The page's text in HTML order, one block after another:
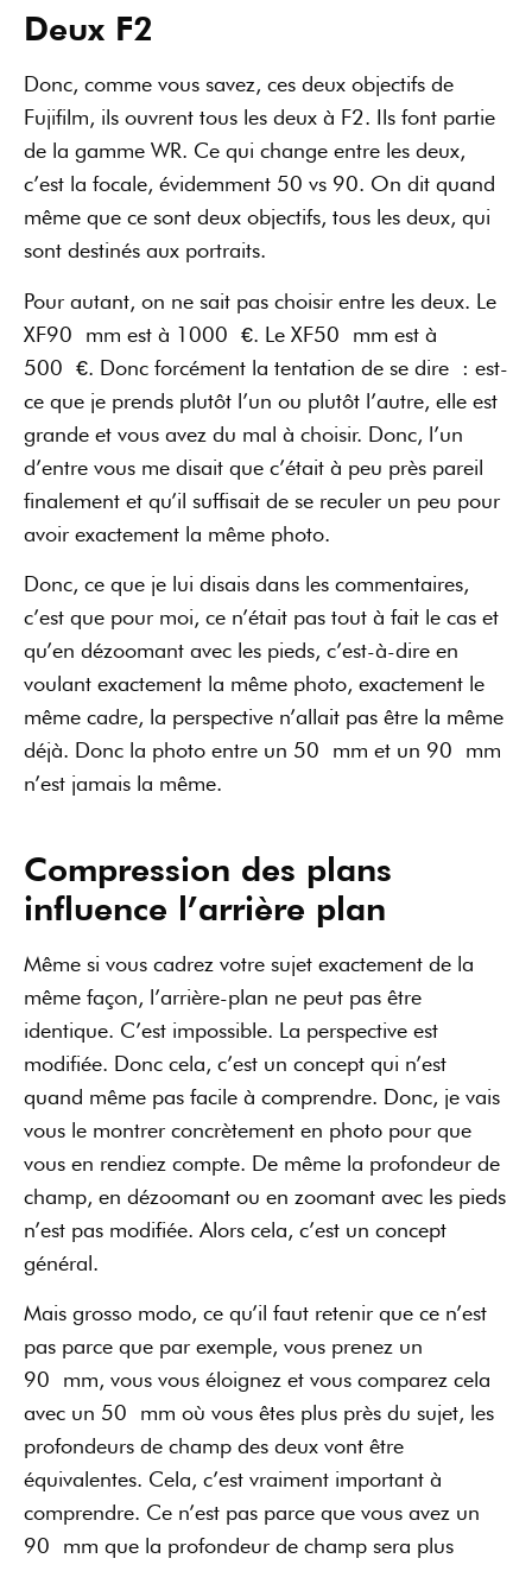
Deux F2
Donc, comme vous savez, ces deux objectifs de
Fujifilm, ils ouvrent tous les deux à F2. Ils font partie
de la gamme WR. Ce qui change entre les deux,
c’est la focale, évidemment 50 vs 90. On dit quand
même que ce sont deux objectifs, tous les deux, qui
sont destinés aux portraits.
Pour autant, on ne sait pas choisir entre les deux. Le
XF90 mm est à 1000 €. Le XF50 mm est à
500 €. Donc forcément la tentation de se dire : est-
ce que je prends plutôt l’un ou plutôt l’autre, elle est
grande et vous avez du mal à choisir. Donc, l’un
d’entre vous me disait que c’était à peu près pareil
finalement et qu’il suffisait de se reculer un peu pour
avoir exactement la même photo.
Donc, ce que je lui disais dans les commentaires,
c’est que pour moi, ce n’était pas tout à fait le cas et
qu’en dézoomant avec les pieds, c’est-à-dire en
voulant exactement la même photo, exactement le
même cadre, la perspective n’allait pas être la même
déjà. Donc la photo entre un 50 mm et un 90 mm
n’est jamais la même.
Compression des plans
influence l’arrière plan
Même si vous cadrez votre sujet exactement de la
même façon, l’arrière-plan ne peut pas être
identique. C’est impossible. La perspective est
modifiée. Donc cela, c’est un concept qui n’est
quand même pas facile à comprendre. Donc, je vais
vous le montrer concrètement en photo pour que
vous en rendiez compte. De même la profondeur de
champ, en dézoomant ou en zoomant avec les pieds
n’est pas modifiée. Alors cela, c’est un concept
général.
Mais grosso modo, ce qu’il faut retenir que ce n’est
pas parce que par exemple, vous prenez un
90 mm, vous vous éloignez et vous comparez cela
avec un 50 mm où vous êtes plus près du sujet, les
profondeurs de champ des deux vont être
équivalentes. Cela, c’est vraiment important à
comprendre. Ce n’est pas parce que vous avez un
90 mm que la profondeur de champ sera plus